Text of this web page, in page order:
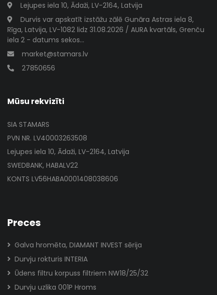
Lejupes iela 10, Ādaži, LV-2164, Latvija
Durvis var apskatīt izstāžu zālē Gunāra Astras iela 8,
Rīga, Latvija, LV-1082 lidz 31.08.2026 / AURA kvartāls, Grenču
iela 2 - datums sekos...
market@stamars.lv
27850656
Mūsu rekvizīti
SIA STAMARS
PVN NR. LV40003263508
Lejupes iela 10, Ādaži, LV-2164, Latvija
SWEDBANK, HABALV22
KONTS LV56HABA0001408038606
Preces
Galva hromēta, DIAMANT INVEST sērija
Durvju rokturis INTERIA
Ūdens filtru korpuss filtriem NW18/25/32
Durvju uzlika 001P Hroms